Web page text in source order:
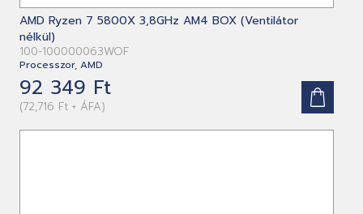
AMD Ryzen 7 5800X 3,8GHz AM4 BOX (Ventilátor
nélkül)
100-100000063WOF
Processzor, AMD
92 349 Ft
(72,716 Ft + ÁFA)